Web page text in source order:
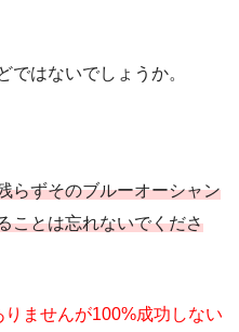
ではないでしょうか。
らずそのブルーオーシャン
ことは忘れないでくださ
ませんが100%成功しない